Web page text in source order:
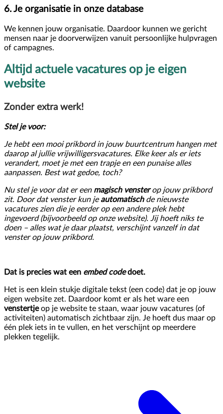
6. Je organisatie in onze database
We kennen jouw organisatie. Daardoor kunnen we gericht
mensen naar je doorverwijzen vanuit persoonlijke hulpvragen
of campagnes.
Altijd actuele vacatures op je eigen
website
Zonder extra werk!
Stel je voor:
Je hebt een mooi prikbord in jouw buurtcentrum hangen met
daarop al jullie vrijwilligersvacatures. Elke keer als er iets
verandert, moet je met een trapje en een punaise alles
aanpassen. Best wat gedoe, toch?
Nu stel je voor dat er een magisch vensterop jouw prikbord
zit. Door dat venster kun jeautomatischde nieuwste
vacatures zien die je eerder op een andere plek hebt
ingevoerd (bijvoorbeeld op onze website). Jij hoeft niks te
doen – alles wat je daar plaatst, verschijnt vanzelf in dat
venster op jouw prikbord.
Dat is precies wat een embed codedoet.
Het is een klein stukje digitale tekst (een code) dat je op jouw
eigen website zet. Daardoor komt er als het ware een
venstertjeop je website te staan, waar jouw vacatures (of
activiteiten) automatisch zichtbaar zijn. Je hoeft dus maar op
één plek iets in te vullen, en het verschijnt op meerdere
plekken tegelijk.